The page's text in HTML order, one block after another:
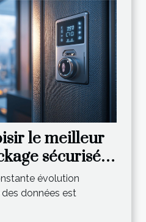
le meilleur
sécurisé
évolution
données est